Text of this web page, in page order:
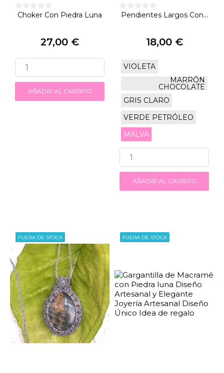
Choker Con Piedra Luna
27,00 €
AÑADIR AL CARRITO
Pendientes Largos Con...
18,00 €
VIOLETA
MARRÓN
CHOCOLATE
GRIS CLARO
VERDE PETRÓLEO
MALVA
AÑADIR AL CARRITO
FUERA DE STOCK FUERA DE STOCK